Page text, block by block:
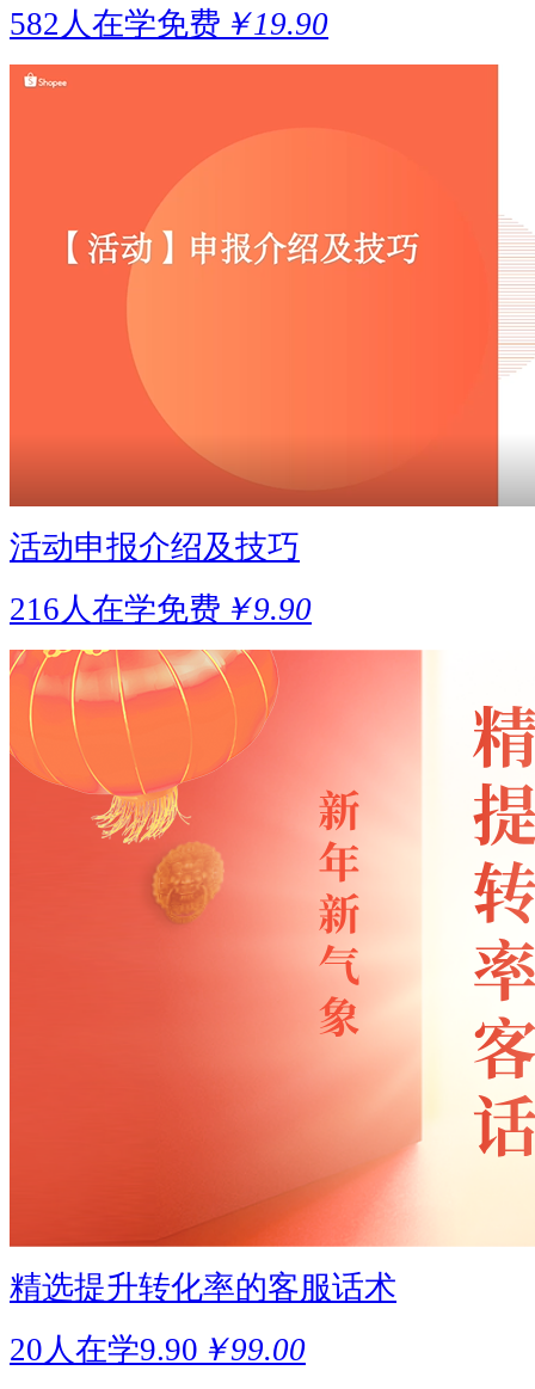
582人在学免费 ￥19.90
活动申报介绍及技巧
216人在学免费 ￥9.90
精选提升转化率的客服话术
20人在学9.90 ￥99.00